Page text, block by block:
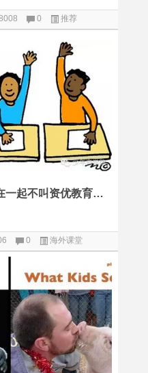
0 推荐
把成绩好的学生聚在一起不叫资优教育！一位台湾最牛中学毕业生的疾呼
0 海外课堂